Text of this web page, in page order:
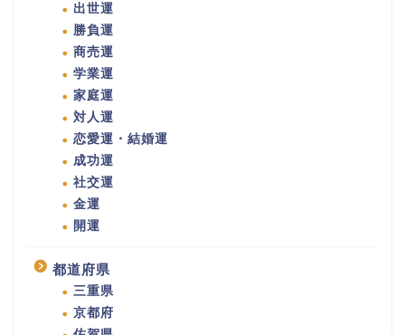
出世運
勝負運
商売運
学業運
家庭運
対人運
恋愛運・結婚運
成功運
社交運
金運
開運
都道府県
三重県
京都府